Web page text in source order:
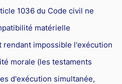
1036 du Code civil ne
matérielle
rendant impossible l'exécution
morale (les testaments
d'exécution simultanée,